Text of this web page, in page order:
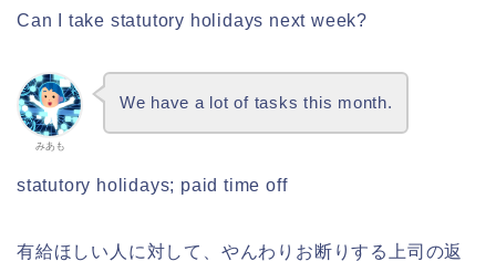
Can I take statutory holidays next week?
みあも
We have a lot of tasks this month.
statutory holidays; paid time off
有給ほしい人に対して、やんわりお断りする上司の返